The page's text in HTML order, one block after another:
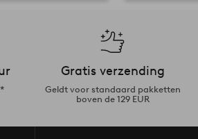
Gratis verzending
Geldt voor standaard pakketten
boven de 129 EUR